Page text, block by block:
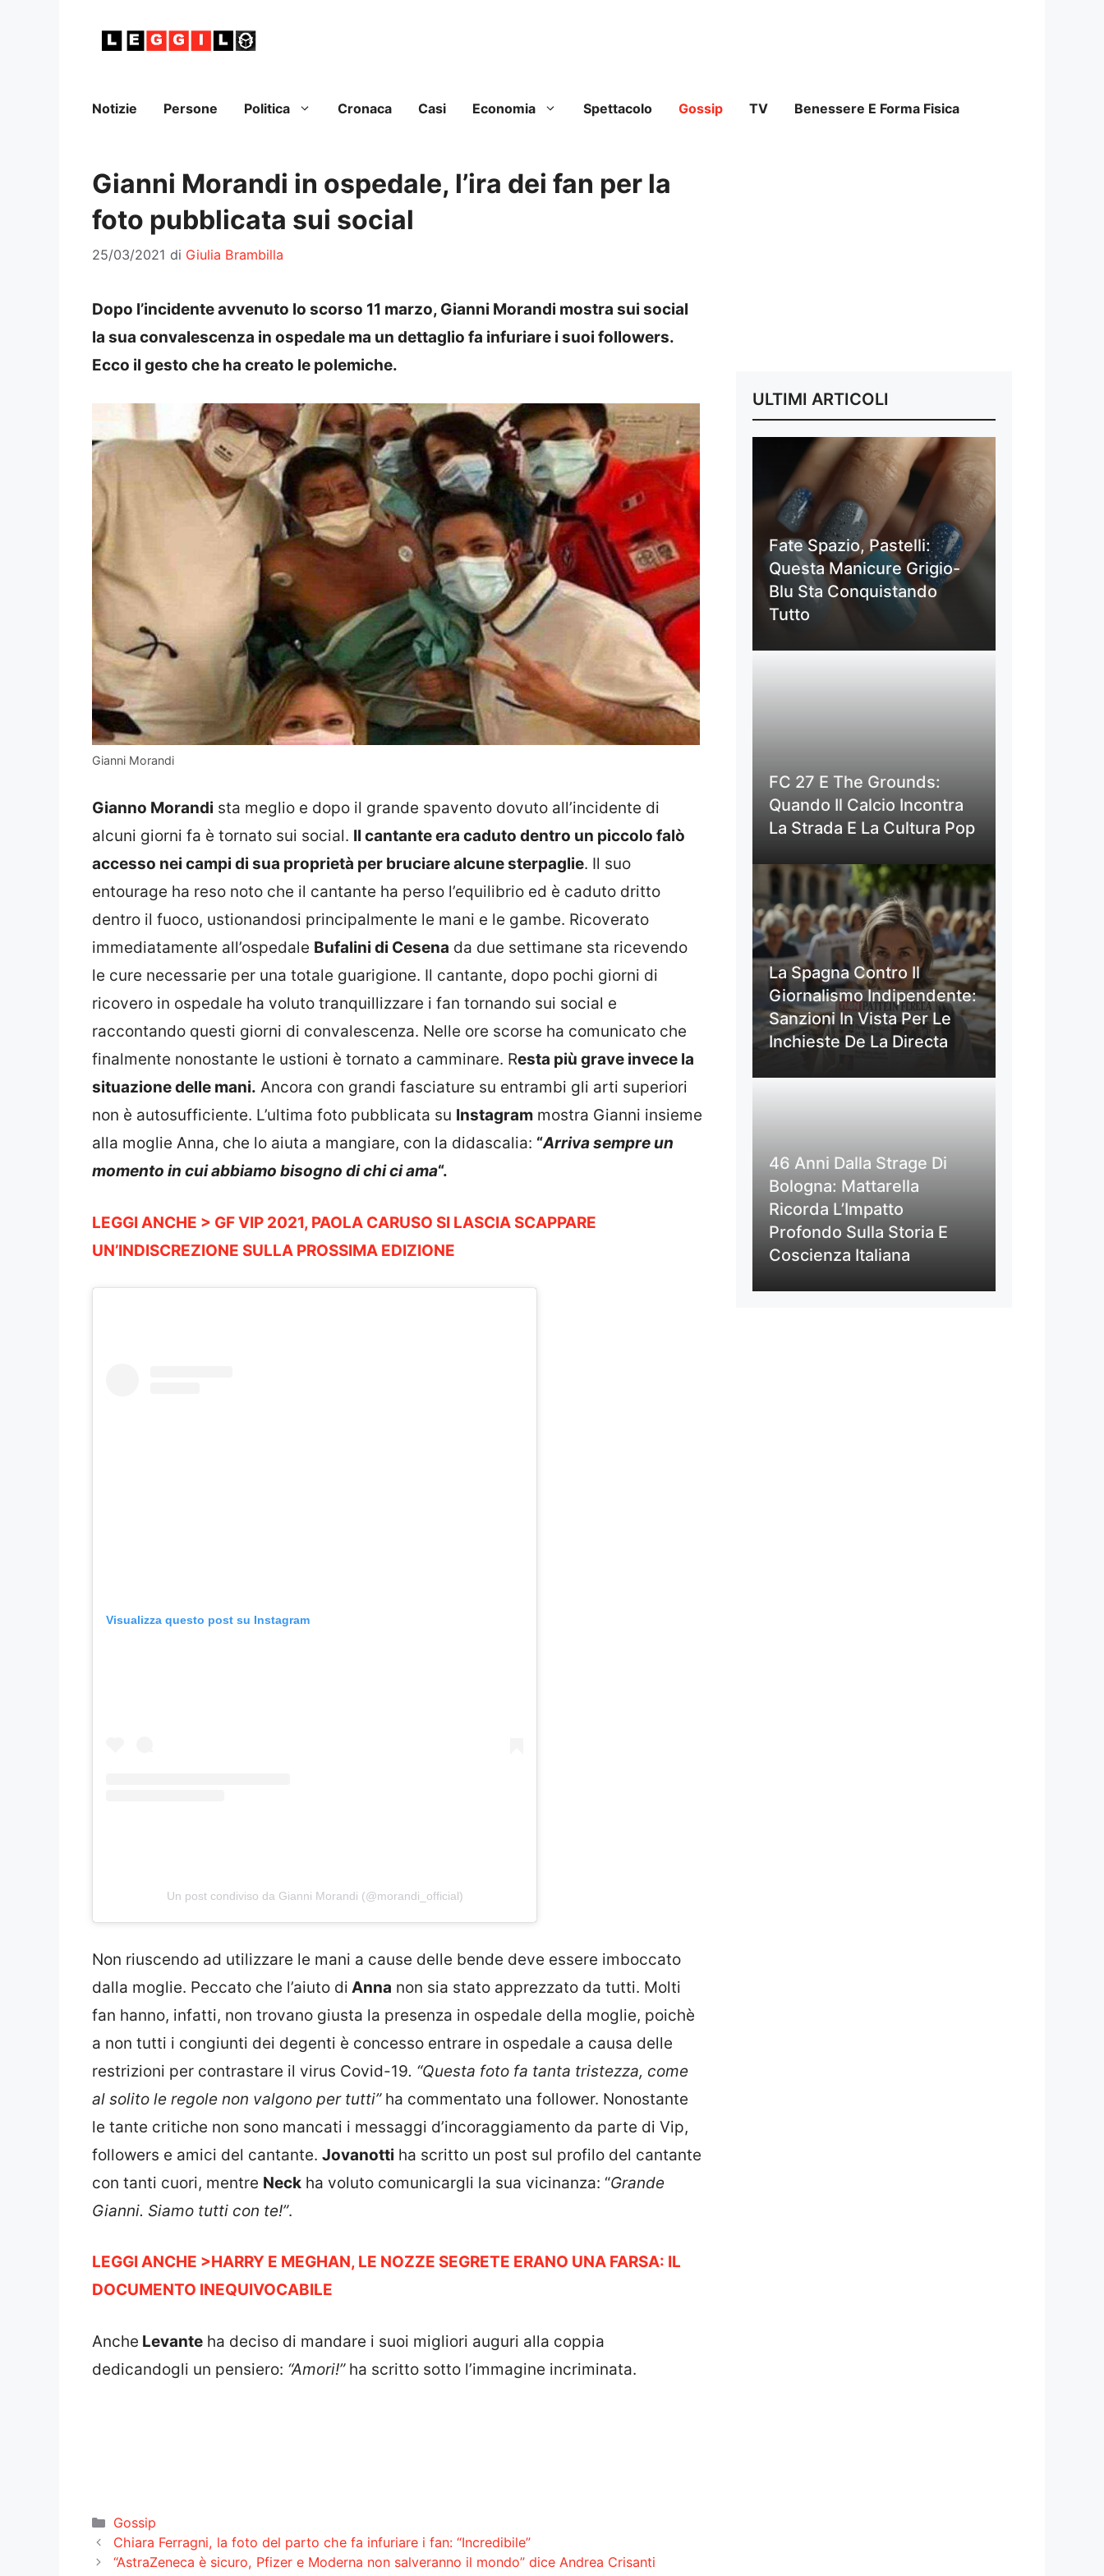
Notizie Persone Politica Cronaca Casi Economia Spettacolo Gossip TV Benessere E Forma Fisica
Gianni Morandi in ospedale, l’ira dei fan per la
foto pubblicata sui social
25/03/2021 di Giulia Brambilla
Dopo l’incidente avvenuto lo scorso 11 marzo, Gianni Morandi mostra sui social
la sua convalescenza in ospedale ma un dettaglio fa infuriare i suoi followers.
Ecco il gesto che ha creato le polemiche.
Gianni Morandi
Gianno Morandi sta meglio e dopo il grande spavento dovuto all’incidente di
alcuni giorni fa è tornato sui social. Il cantante era caduto dentro un piccolo falò
accesso nei campi di sua proprietà per bruciare alcune sterpaglie. Il suo
entourage ha reso noto che il cantante ha perso l’equilibrio ed è caduto dritto
dentro il fuoco, ustionandosi principalmente le mani e le gambe. Ricoverato
immediatamente all’ospedale Bufalini di Cesena da due settimane sta ricevendo
le cure necessarie per una totale guarigione. Il cantante, dopo pochi giorni di
ricovero in ospedale ha voluto tranquillizzare i fan tornando sui social e
raccontando questi giorni di convalescenza. Nelle ore scorse ha comunicato che
finalmente nonostante le ustioni è tornato a camminare. Resta più grave invece la
situazione delle mani. Ancora con grandi fasciature su entrambi gli arti superiori
non è autosufficiente. L’ultima foto pubblicata su Instagram mostra Gianni insieme
alla moglie Anna, che lo aiuta a mangiare, con la didascalia: “Arriva sempre un
momento in cui abbiamo bisogno di chi ci ama“.
LEGGI ANCHE > GF VIP 2021, PAOLA CARUSO SI LASCIA SCAPPARE
UN’INDISCREZIONE SULLA PROSSIMA EDIZIONE
Visualizza questo post su Instagram
Un post condiviso da Gianni Morandi (@morandi_official)
Non riuscendo ad utilizzare le mani a cause delle bende deve essere imboccato
dalla moglie. Peccato che l’aiuto di Anna non sia stato apprezzato da tutti. Molti
fan hanno, infatti, non trovano giusta la presenza in ospedale della moglie, poichè
a non tutti i congiunti dei degenti è concesso entrare in ospedale a causa delle
restrizioni per contrastare il virus Covid-19. “Questa foto fa tanta tristezza, come
al solito le regole non valgono per tutti” ha commentato una follower. Nonostante
le tante critiche non sono mancati i messaggi d’incoraggiamento da parte di Vip,
followers e amici del cantante. Jovanotti ha scritto un post sul profilo del cantante
con tanti cuori, mentre Neck ha voluto comunicargli la sua vicinanza: “Grande
Gianni. Siamo tutti con te!”.
LEGGI ANCHE >HARRY E MEGHAN, LE NOZZE SEGRETE ERANO UNA FARSA: IL
DOCUMENTO INEQUIVOCABILE
Anche Levante ha deciso di mandare i suoi migliori auguri alla coppia
dedicandogli un pensiero: “Amori!” ha scritto sotto l’immagine incriminata.
Categorie
Gossip
Chiara Ferragni, la foto del parto che fa infuriare i fan: “Incredibile”
“AstraZeneca è sicuro, Pfizer e Moderna non salveranno il mondo” dice Andrea Crisanti
ULTIMI ARTICOLI
Fate Spazio, Pastelli:
Questa Manicure Grigio-
Blu Sta Conquistando
Tutto
FC 27 E The Grounds:
Quando Il Calcio Incontra
La Strada E La Cultura Pop
La Spagna Contro Il
Giornalismo Indipendente:
Sanzioni In Vista Per Le
Inchieste De La Directa
46 Anni Dalla Strage Di
Bologna: Mattarella
Ricorda L’Impatto
Profondo Sulla Storia E
Coscienza Italiana